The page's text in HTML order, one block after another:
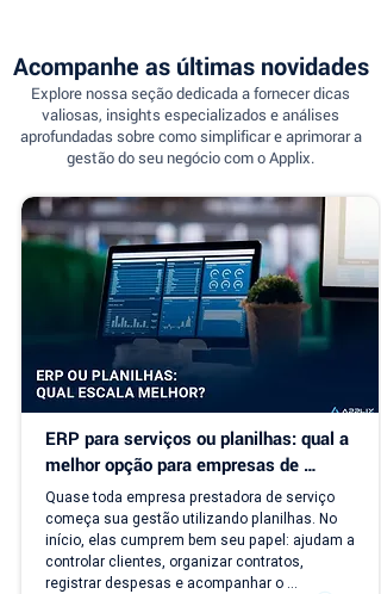
Acompanhe as últimas novidades
Explore nossa seção dedicada a fornecer dicas
valiosas, insights especializados e análises
aprofundadas sobre como simplificar e aprimorar a
gestão do seu negócio com o Applix.
ERP para serviços ou planilhas: qual a
melhor opção para empresas de
serviço?
Quase toda empresa prestadora de serviço
começa sua gestão utilizando planilhas. No
início, elas cumprem bem seu papel: ajudam a
controlar clientes, organizar contratos,
registrar despesas e acompanhar o